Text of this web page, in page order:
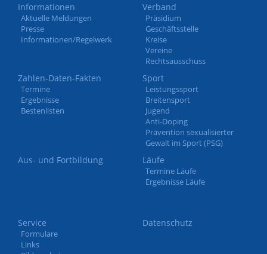
Informationen
Aktuelle Meldungen
Presse
Informationen/Regelwerk
Verband
Präsidium
Geschäftsstelle
Kreise
Vereine
Rechtsausschuss
Zahlen-Daten-Fakten
Termine
Ergebnisse
Bestenlisten
Sport
Leistungssport
Breitensport
Jugend
Anti-Doping
Prävention sexualisierter
Gewalt im Sport (PSG)
Aus- und Fortbildung Läufe
Termine Läufe
Ergebnisse Läufe
Service
Formulare
Links
Datenschutz